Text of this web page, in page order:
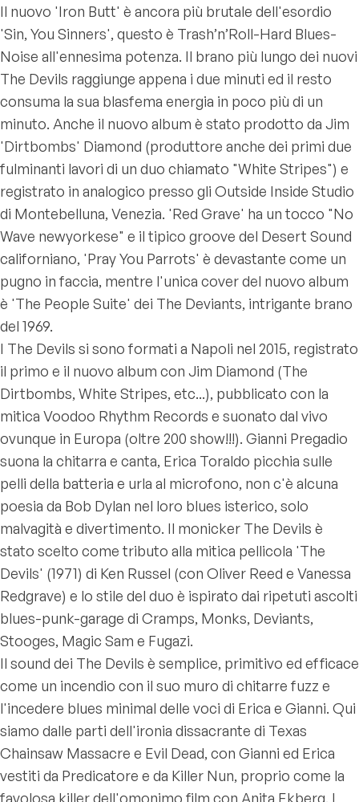
Il nuovo 'Iron Butt' è ancora più brutale dell'esordio
'Sin, You Sinners', questo è Trash’n’Roll-Hard Blues-
Noise all'ennesima potenza. Il brano più lungo dei nuovi
The Devils raggiunge appena i due minuti ed il resto
consuma la sua blasfema energia in poco più di un
minuto. Anche il nuovo album è stato prodotto da Jim
'Dirtbombs' Diamond (produttore anche dei primi due
fulminanti lavori di un duo chiamato "White Stripes") e
registrato in analogico presso gli Outside Inside Studio
di Montebelluna, Venezia. 'Red Grave' ha un tocco "No
Wave newyorkese" e il tipico groove del Desert Sound
californiano, 'Pray You Parrots' è devastante come un
pugno in faccia, mentre l'unica cover del nuovo album
è 'The People Suite' dei The Deviants, intrigante brano
del 1969.
I The Devils si sono formati a Napoli nel 2015, registrato
il primo e il nuovo album con Jim Diamond (The
Dirtbombs, White Stripes, etc...), pubblicato con la
mitica Voodoo Rhythm Records e suonato dal vivo
ovunque in Europa (oltre 200 show!!!). Gianni Pregadio
suona la chitarra e canta, Erica Toraldo picchia sulle
pelli della batteria e urla al microfono, non c'è alcuna
poesia da Bob Dylan nel loro blues isterico, solo
malvagità e divertimento. Il monicker The Devils è
stato scelto come tributo alla mitica pellicola 'The
Devils' (1971) di Ken Russel (con Oliver Reed e Vanessa
Redgrave) e lo stile del duo è ispirato dai ripetuti ascolti
blues-punk-garage di Cramps, Monks, Deviants,
Stooges, Magic Sam e Fugazi.
Il sound dei The Devils è semplice, primitivo ed efficace
come un incendio con il suo muro di chitarre fuzz e
l'incedere blues minimal delle voci di Erica e Gianni. Qui
siamo dalle parti dell'ironia dissacrante di Texas
Chainsaw Massacre e Evil Dead, con Gianni ed Erica
vestiti da Predicatore e da Killer Nun, proprio come la
favolosa killer dell'omonimo film con Anita Ekberg. I